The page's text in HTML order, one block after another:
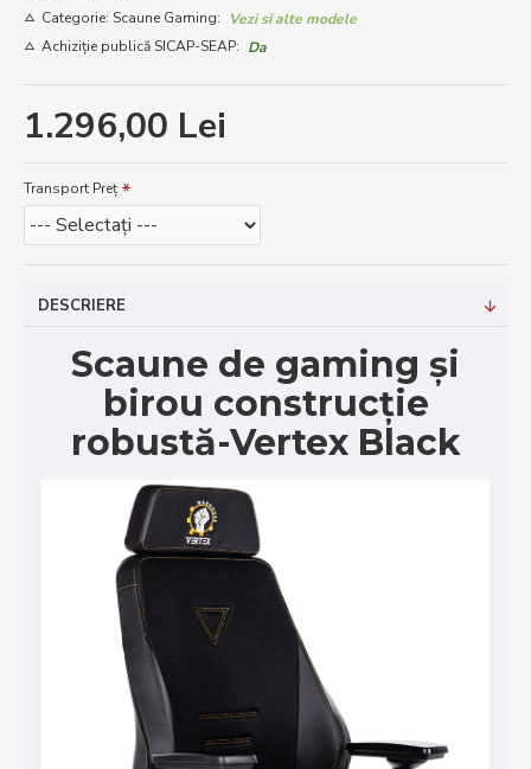
1.296,00 Lei
Categorie: Scaune Gaming:
Vezi si alte modele
Achiziție publică SICAP-SEAP: Da
Transport Preț
DESCRIERE
Scaune de gaming și
birou construcție
robustă-Vertex Black